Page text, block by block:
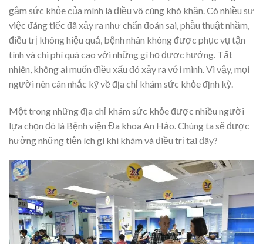
gắm sức khỏe của mình là điều vô cùng khó khăn. Có nhiều sự
việc đáng tiếc đã xảy ra như chẩn đoán sai, phẫu thuật nhầm,
điều trị không hiệu quả, bệnh nhân không được phục vụ tận
tình và chi phí quá cao với những gì họ được hưởng. Tất
nhiên, không ai muốn điều xấu đó xảy ra với mình. Vì vậy, mọi
người nên cân nhắc kỹ về địa chỉ khám sức khỏe định kỳ.
Một trong những địa chỉ khám sức khỏe được nhiều người
lựa chọn đó là Bệnh viện Đa khoa An Hảo. Chúng ta sẽ được
hưởng những tiện ích gì khi khám và điều trị tại đây?